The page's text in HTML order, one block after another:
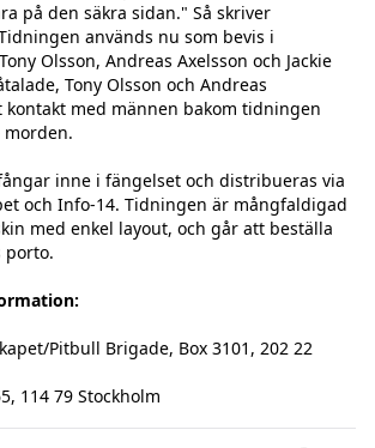
på den säkra sidan." Så skriver
används nu som bevis i
Olsson, Andreas Axelsson och Jackie
Tony Olsson och Andreas
kontakt med männen bakom tidningen
och Info-14. Tidningen är mångfaldigad
med enkel layout, och går att beställa
porto.